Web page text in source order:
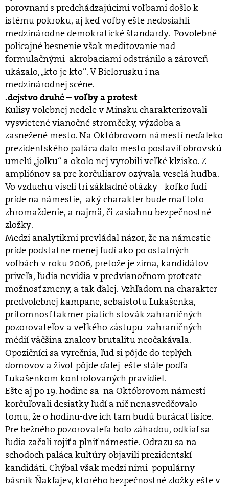
porovnaní s predchádzajúcimi voľbami došlo k
istému pokroku, aj keď voľby ešte nedosiahli
medzinárodne demokratické štandardy. Povolebné
policajné besnenie však meditovanie nad
formulačnými akrobaciami odstránilo a zároveň
ukázalo, „kto je kto“. V Bielorusku i na
medzinárodnej scéne.
.dejstvo druhé – voľby a protest
Kulisy volebnej nedele v Minsku charakterizovali
vysvietené vianočné stromčeky, výzdoba a
zasnežené mesto. Na Októbrovom námestí neďaleko
prezidentského paláca dalo mesto postaviť obrovskú
umelú „jolku“ a okolo nej vyrobili veľké klzisko. Z
ampliónov sa pre korčuliarov ozývala veselá hudba.
Vo vzduchu viseli tri základné otázky - koľko ľudí
príde na námestie, aký charakter bude mať toto
zhromaždenie, a najmä, či zasiahnu bezpečnostné
zložky.
Medzi analytikmi prevládal názor, že na námestie
príde podstatne menej ľudí ako po ostatných
voľbách v roku 2006, pretože je zima, kandidátov
priveľa, ľudia nevidia v predvianočnom proteste
možnosť zmeny, a tak ďalej. Vzhľadom na charakter
predvolebnej kampane, sebaistotu Lukašenka,
prítomnosť takmer piatich stovák zahraničných
pozorovateľov a veľkého zástupu zahraničných
médií väčšina znalcov brutalitu neočakávala.
Opozičníci sa vyrečnia, ľud si pôjde do teplých
domovov a život pôjde ďalej ešte stále podľa
Lukašenkom kontrolovaných pravidiel.
Ešte aj po 19. hodine sa na Októbrovom námestí
korčuľovali desiatky ľudí a nič nenasvedčovalo
tomu, že o hodinu-dve ich tam budú burácať tisíce.
Pre bežného pozorovateľa bolo záhadou, odkiaľ sa
ľudia začali rojiť a plniť námestie. Odrazu sa na
schodoch paláca kultúry objavili prezidentskí
kandidáti. Chýbal však medzi nimi populárny
básnik Ňakľajev, ktorého bezpečnostné zložky ešte v